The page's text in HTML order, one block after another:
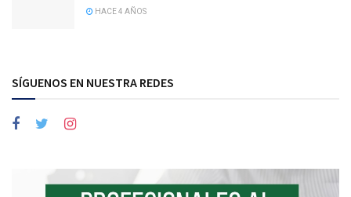
HACE 4 AÑOS
SÍGUENOS EN NUESTRA REDES